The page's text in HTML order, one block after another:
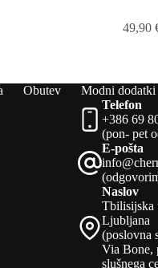
49,90
Obutev Modni dodatki
Telefon
+386 69
(pon- pet
E-pošta
Naslov
Tbilisijska
Ljubljana
(poslovna
Via Bone,
slušnega